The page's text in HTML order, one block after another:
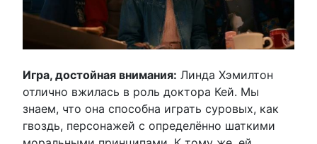
Игра, достойная внимания: Линда Хэмилтон
отлично вжилась в роль доктора Кей. Мы
знаем, что она способна играть суровых, как
гвоздь, персонажей с определённо шаткими